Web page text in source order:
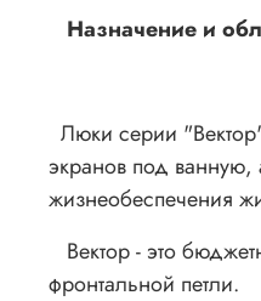
Назначение и
Люки серии
экранов под
жизнеобеспечения
Вектор - это
фронтальной петли.